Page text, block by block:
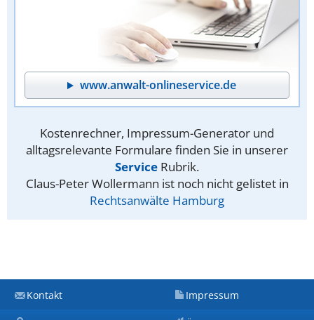
www.anwalt-onlineservice.de
Kostenrechner, Impressum-Generator und
alltagsrelevante Formulare finden Sie in unserer
Service Rubrik.
Claus-Peter Wollermann ist noch nicht gelistet in
Rechtsanwälte Hamburg
Kontakt Impressum